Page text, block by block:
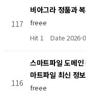
117
비아그라 정품과
freee
Hit 1
Date 2026-
116
스마트파일 도메
마트파일 최신
freee